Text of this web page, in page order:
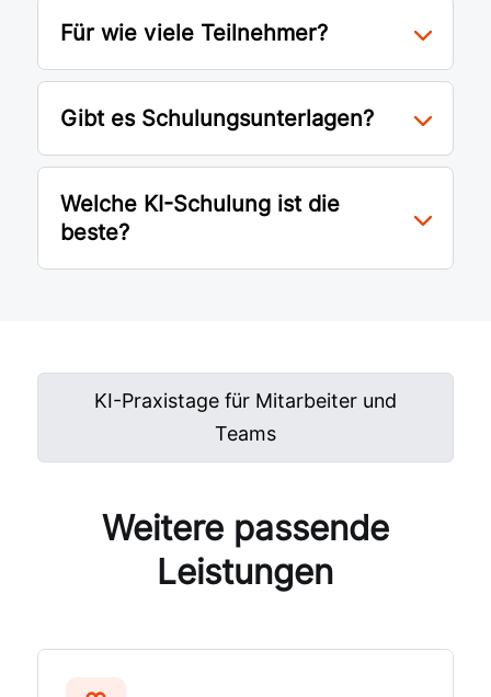
Für wie viele Teilnehmer?
Gibt es Schulungsunterlagen?
Welche KI-Schulung ist die
beste?
KI-Praxistage für Mitarbeiter und
Teams
Weitere passende
Leistungen